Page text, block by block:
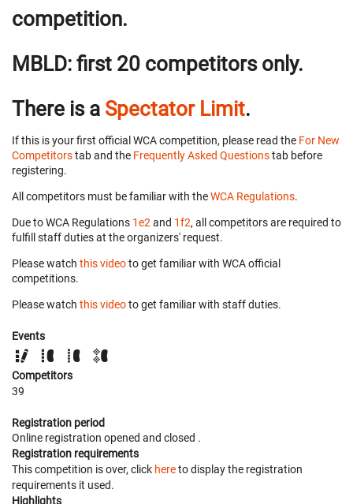
competition.
MBLD: first 20 competitors only.
There is a Spectator Limit.
If this is your first official WCA competition, please read the For New
Competitorstab and the Frequently Asked Questionstab before
registering.
All competitors must be familiar with theWCA Regulations.
Due to WCA Regulations 1e2and 1f2, all competitors are required to
fulfill staff duties at the organizers' request.
Please watch this videoto get familiar with WCA official
competitions.
Please watch this videoto get familiar with staff duties.
Events
Competitors
39
Registration period
Online registration opened and closed .
Registration requirements
This competition is over, click hereto display the registration
requirements it used.
Highlights